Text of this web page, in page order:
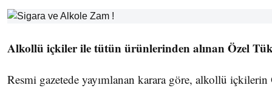
Alkollü içkiler ile tütün ürünlerinden alınan Özel
Resmi gazetede yayımlanan karara göre, alkollü